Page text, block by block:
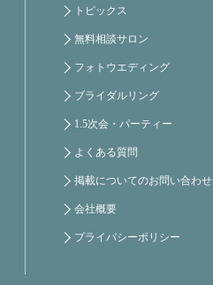
トピックス
無料相談サロン
フォトウエディング
ブライダルリング
1.5次会・パーティー
よくある質問
掲載についてのお問い合わせ
会社概要
プライバシーポリシー